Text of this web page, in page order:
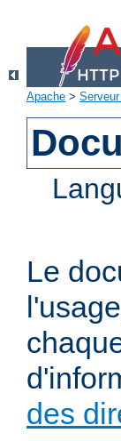
Apache >
Le
des